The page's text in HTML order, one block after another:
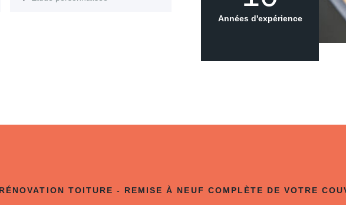
Années d'expérience
RÉNOVATION TOITURE - REMISE À NEUF COMPLÈTE DE VOTRE